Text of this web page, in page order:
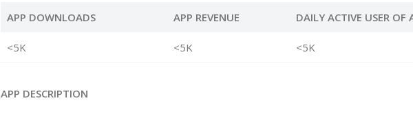
APP DOWNLOADS APP REVENUE DAILY ACTIVE USER OF
<5K <5K <5K
APP DESCRIPTION